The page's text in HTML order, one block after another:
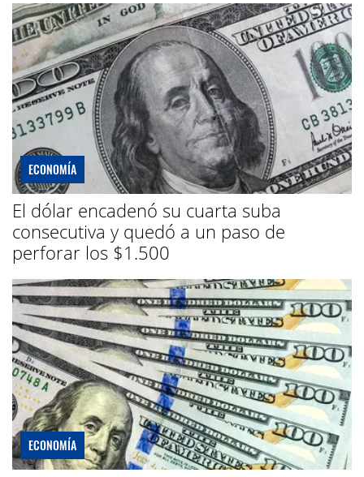
ECONOMÍA
El dólar encadenó su cuarta suba
consecutiva y quedó a un paso de
perforar los $1.500
ECONOMÍA